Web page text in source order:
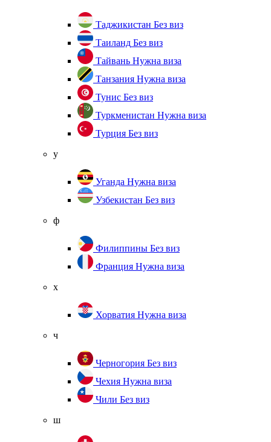
Таджикистан Без виз
Таиланд Без виз
Тайвань Нужна виза
Танзания Нужна виза
Тунис Без виз
Туркменистан Нужна виза
Турция Без виз
у
Уганда Нужна виза
Узбекистан Без виз
ф
Филиппины Без виз
Франция Нужна виза
х
Хорватия Нужна виза
ч
Черногория Без виз
Чехия Нужна виза
Чили Без виз
ш